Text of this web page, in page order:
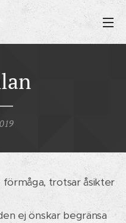
trotsar åsikter
ej önskar begränsa